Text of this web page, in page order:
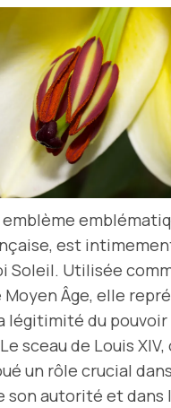
emblème
est
Soleil. Utilisée
Âge, elle
légitimité du pouvoir
sceau de Louis XIV,
un rôle crucial dans
son autorité et dans